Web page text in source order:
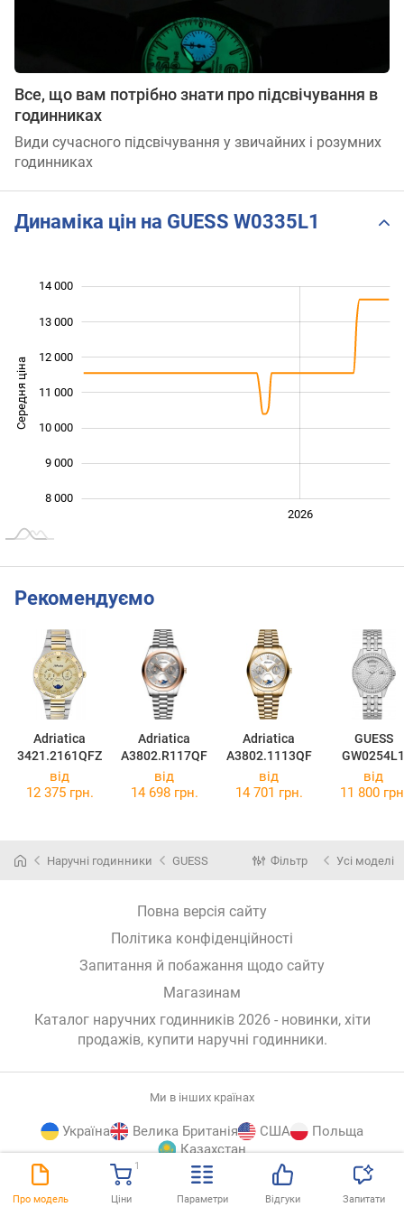
Про модель Ціни
1
Параметри Відгуки Запитати
Все, що вам потрібно знати про підсвічування в
годинниках
Види сучасного підсвічування у звичайних і розумних
годинниках
Динаміка цін на GUESS W0335L1
Середня ціна 10 000
8 000
9 000
10 000
11 000
12 000
13 000
14 000
2026
Рекомендуємо
Adriatica
3421.2161QFZ
Adriatica
A3802.R117QF
Adriatica
A3802.1113QF
GUESS
GW0254L1
від
12 375 грн.
від
14 698 грн.
від
14 701 грн.
від
11 800
Наручні годинники GUESS Фільтр Усі моделі
Повна версія сайту
Політика конфіденційності
Запитання й побажання щодо сайту
Магазинам
Каталог наручних годинників 2026 - новинки, хіти
продажів, купити наручні годинники.
Ми в інших країнах
Україна Велика Британія США
Польща
Казахстан
© E-Katalog, 2026 ВГОРУ